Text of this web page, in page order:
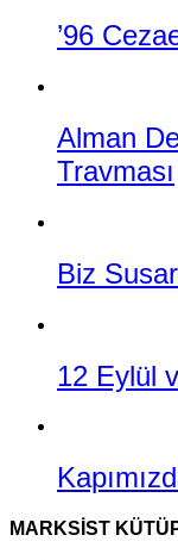
’96
Alman
Travması
Biz
12 Eylül
MARKSIST